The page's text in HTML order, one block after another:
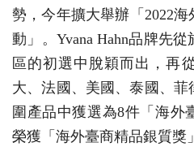
勢，今年擴大舉辦「2022
動」。Yvana Hahn品牌先
區的初選中脫穎而出，再
大、法國、美國、泰國、菲
圍產品中獲選為8件「海外
榮獲「海外臺商精品銀質獎